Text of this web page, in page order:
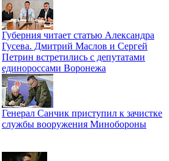
Губерния читает статью Александра
Гусева. Дмитрий Маслов и Сергей
Петрин встретились с депутатами
единороссами Воронежа
Генерал Санчик приступил к зачистке
службы вооружения Минобороны